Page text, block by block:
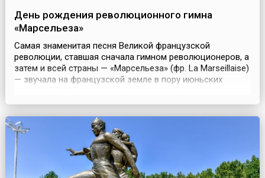
День рождения революционного гимна
«Марсельеза»
Самая знаменитая песня Великой французской
революции, ставшая сначала гимном революционеров, а
затем и всей страны — «Марсельеза» (фр. La Marseillaise)
— звучала на французской земле в пору июньских
(1848), на баррикадах Парижской коммуны
званом вечере у мэра Страсбурга Фредерика де
Дитриха 26 апр...